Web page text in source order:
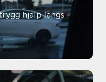
hjälp längs